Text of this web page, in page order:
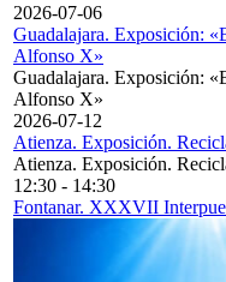
2026-07-06
Guadalajara. Exposición:
Alfonso X»
Guadalajara. Exposición:
Alfonso X»
2026-07-12
Atienza. Exposición.
Atienza. Exposición.
12:30 - 14:30
Fontanar. XXXVII